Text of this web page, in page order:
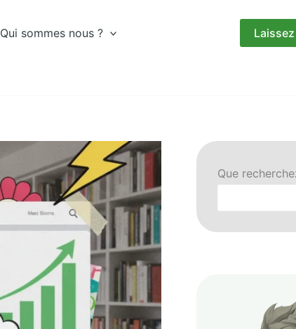
Qui sommes nous ?
Que